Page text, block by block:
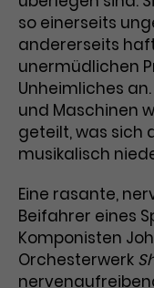
Anbieter
Laufzeit 1
Laufzeit 3
Zweck
Name IDE
Anbieter
so einerseits
andererseits
unermüdlichen
Unheimliches
und Maschinen
geteilt, was sich
musikalisch
Eine rasante,
Beifahrer eines
Komponisten
Orchesterwerk